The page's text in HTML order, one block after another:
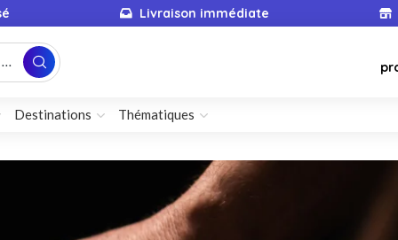
Livraison immédiate
Destinations Thématiques